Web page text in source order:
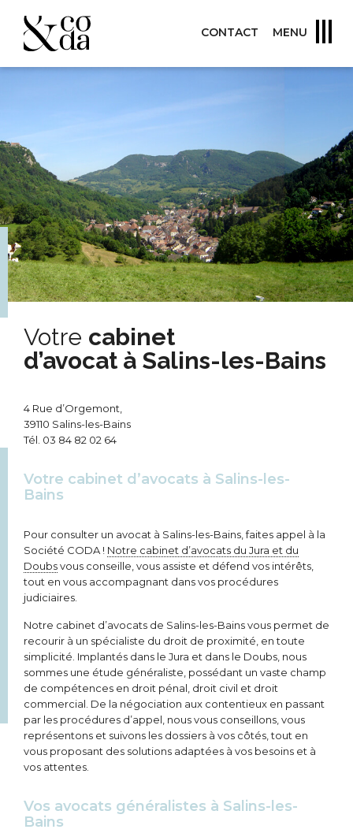
CONTACT MENU
Votre cabinet
d’avocat à Salins-les-Bains
4 Rue d’Orgemont,
39110 Salins-les-Bains
Tél. 03 84 82 02 64
Votre cabinet d’avocats à Salins-les-
Bains
Pour consulter un avocat à Salins-les-Bains, faites appel à la
Société CODA ! Notre cabinet d’avocats du Jura et du
Doubsvous conseille, vous assiste et défend vos intérêts,
tout en vous accompagnant dans vos procédures
judiciaires.
Notre cabinet d’avocats de Salins-les-Bains vous permet de
recourir à un spécialiste du droit de proximité, en toute
simplicité. Implantés dans le Jura et dans le Doubs, nous
sommes une étude généraliste, possédant un vaste champ
de compétences en droit pénal, droit civil et droit
commercial. De la négociation aux contentieux en passant
par les procédures d’appel, nous vous conseillons, vous
représentons et suivons les dossiers à vos côtés, tout en
vous proposant des solutions adaptées à vos besoins et à
vos attentes.
Vos avocats généralistes à Salins-les-
Bains